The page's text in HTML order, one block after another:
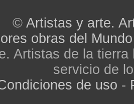
© Artistas y arte.
obras del Mundo
Artistas de la
servicio de
de uso -